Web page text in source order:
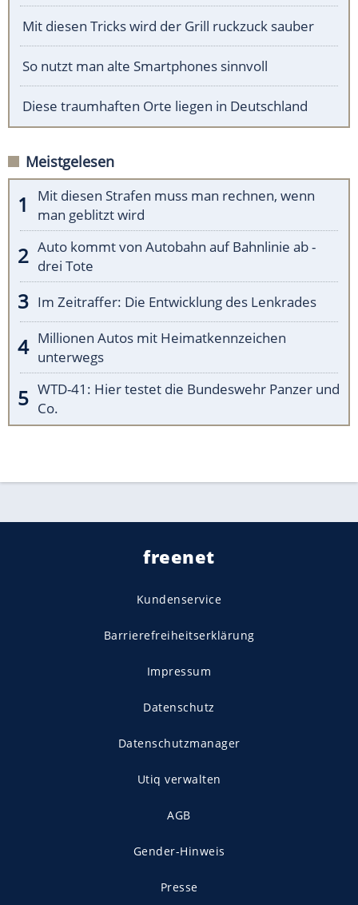
Mit diesen Tricks wird der Grill ruckzuck sauber
So nutzt man alte Smartphones sinnvoll
Diese traumhaften Orte liegen in Deutschland
Meistgelesen
Mit diesen Strafen muss man rechnen, wenn
man geblitzt wird
Auto kommt von Autobahn auf Bahnlinie ab -
drei Tote
Im Zeitraffer: Die Entwicklung des Lenkrades
Millionen Autos mit Heimatkennzeichen
unterwegs
WTD-41: Hier testet die Bundeswehr Panzer und
Co.
freenet
Kundenservice
Barrierefreiheitserklärung
Impressum
Datenschutz
Datenschutzmanager
Utiq verwalten
AGB
Gender-Hinweis
Presse